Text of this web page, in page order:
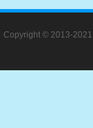
Copyright © 2013-2021